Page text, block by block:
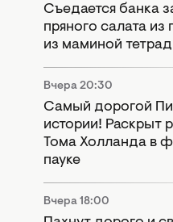
Съедается банка
пряного салата
из маминой
Вчера 20:30
Самый дорогой
истории! Раскрыт
Тома Холланда в
пауке
Вчера 18:00